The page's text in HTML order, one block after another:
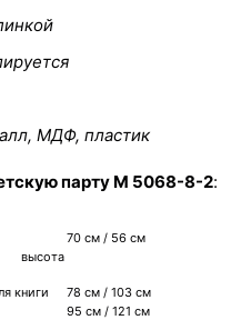
МДФ, пластик
парту M 5068-8-2:
70 см / 56 см
высота
книги
78 см / 103 см
95 см / 121 см